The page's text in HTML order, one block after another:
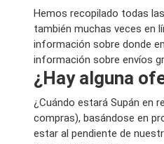
Hemos recopilado todas
también muchas veces en
información sobre donde
información sobre envíos
¿Hay alguna
¿Cuándo estará Supán en
compras), basándose en
estar al pendiente de